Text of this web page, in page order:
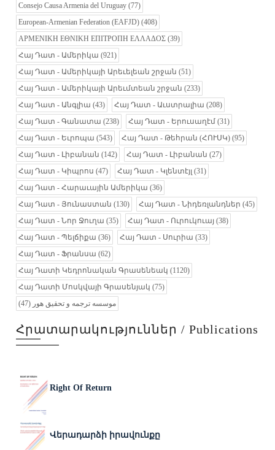
Consejo Causa Armenia del Uruguay (77)
European-Armenian Federation (EAFJD) (408)
ΑΡΜΕΝΙΚΗ ΕΘΝΙΚΗ ΕΠΙΤΡΟΠΗ ΕΛΛΑΔΟΣ (39)
Հայ Դատ - Ամերիկա (921)
Հայ Դատ - Ամերիկայի Արեւելեան շրջան (51)
Հայ Դատ - Ամերիկայի Արեւմտեան շրջան (233)
Հայ Դատ - Անգլիա (43) Հայ Դատ - Աւստրալիա (208)
Հայ Դատ - Գանատա (238) Հայ Դատ - Երուսաղէմ (31)
Հայ Դատ - Եւրոպա (543) Հայ Դատ - Թեհրան (ՀՈՒՍԿ) (95)
Հայ Դատ - Լիբանան (142) Հայ Դատ - Լիբանան (27)
Հայ Դատ - Կիպրոս (47) Հայ Դատ - Կլենտէյլ (31)
Հայ Դատ - Հարաւային Ամերիկա (36)
Հայ Դատ - Յունաստան (130) Հայ Դատ - Նիդեռլանդներ (45)
Հայ Դատ - Նոր Ջուղա (35) Հայ Դատ - Ուրուկուայ (38)
Հայ Դատ - Պելճիքա (36) Հայ Դատ - Սուրիա (33)
Հայ Դատ - Ֆրանսա (62)
Հայ Դատի Կեդրոնական Գրասենեակ (1120)
Հայ Դատի Մոսկվայի Գրասենյակ (75)
موسسه ترجمه و تحقیق هور (47)
Հրատարակություններ / Publications
Right Of Return
Վերադարձի իրավունքը